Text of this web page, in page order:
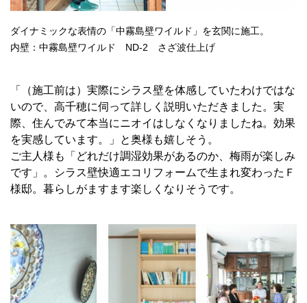
ダイナミックな表情の「中霧島壁ワイルド」を玄関に施工。
内壁：中霧島壁ワイルド ND-2 さざ波仕上げ
「（施工前は）実際にシラス壁を体感していたわけではな
いので、高千穂に伺って詳しく説明いただきました。実
際、住んでみて本当にニオイはしなくなりましたね。効果
を実感しています。」と奥様も嬉しそう。
ご主人様も「どれだけ調湿効果があるのか、梅雨が楽しみ
です」。シラス壁快適エコリフォームで生まれ変わったＦ
様邸。暮らしがますます楽しくなりそうです。